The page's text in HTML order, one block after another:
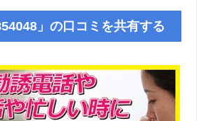
」の口コミを共有する